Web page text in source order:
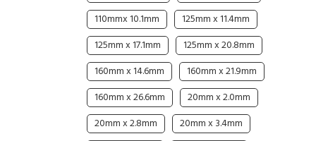
Cable Operated Switch
Signalling Columns
Safety Sensors
Pressure Switch
110mmx 10.1mm
125mm x 11.4mm
125mm x 17.1mm
125mm x 20.8mm
160mm x 14.6mm
160mm x 21.9mm
160mm x 26.6mm
20mm x 2.0mm
20mm x 2.8mm
20mm x 3.4mm